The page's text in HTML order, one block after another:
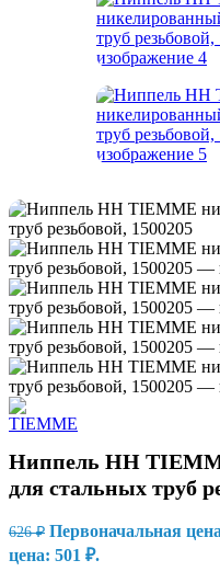
Ниппель HH
для стальных труб
626₽ Первоначальная
цена: 501 ₽.